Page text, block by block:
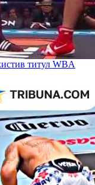
титул WBA